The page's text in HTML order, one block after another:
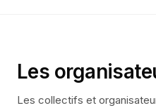
Les
Les collectifs et